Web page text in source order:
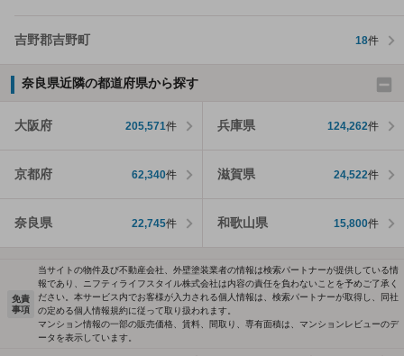
吉野郡吉野町 18件
奈良県近隣の都道府県から探す
大阪府 205,571件 兵庫県 124,262件
京都府 62,340件 滋賀県 24,522件
奈良県 22,745件 和歌山県 15,800件
免責
事項
当サイトの物件及び不動産会社、外壁塗装業者の情報は検索パートナーが提供している情
報であり、ニフティライフスタイル株式会社は内容の責任を負わないことを予めご了承く
ださい。本サービス内でお客様が入力される個人情報は、検索パートナーが取得し、同社
の定める個人情報規約に従って取り扱われます。
マンション情報の一部の販売価格、賃料、間取り、専有面積は、マンションレビューのデ
ータを表示しています。